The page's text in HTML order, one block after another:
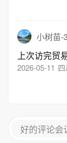
小树苗-
上次访完贸
2026-05-11
好的评论会